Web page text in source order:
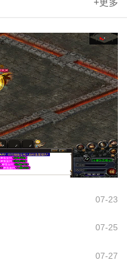
+更多
07-23
07-25
07-27